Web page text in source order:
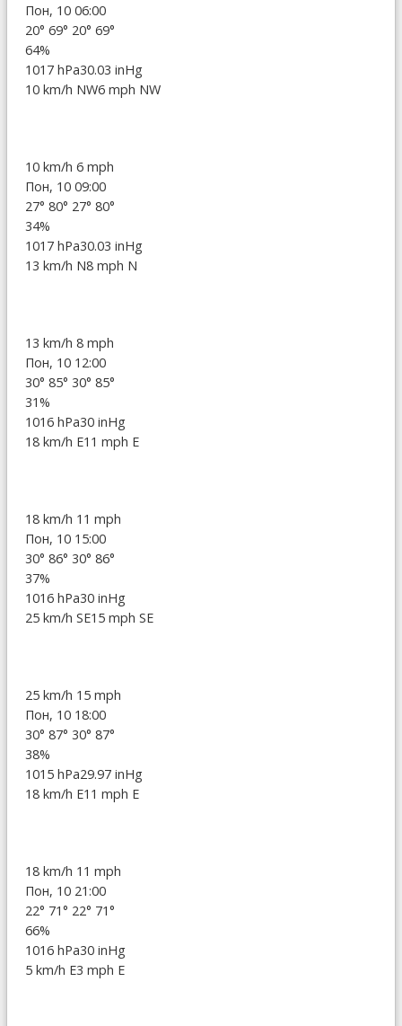
Пон, 10 06:00
20° 69° 20° 69°
64%
1017 hPa30.03 inHg
10 km/h NW6 mph NW
10 km/h 6 mph
Пон, 10 09:00
27° 80° 27° 80°
34%
1017 hPa30.03 inHg
13 km/h N8 mph N
13 km/h 8 mph
Пон, 10 12:00
30° 85° 30° 85°
31%
1016 hPa30 inHg
18 km/h E11 mph E
18 km/h 11 mph
Пон, 10 15:00
30° 86° 30° 86°
37%
1016 hPa30 inHg
25 km/h SE15 mph SE
25 km/h 15 mph
Пон, 10 18:00
30° 87° 30° 87°
38%
1015 hPa29.97 inHg
18 km/h E11 mph E
18 km/h 11 mph
Пон, 10 21:00
22° 71° 22° 71°
66%
1016 hPa30 inHg
5 km/h E3 mph E